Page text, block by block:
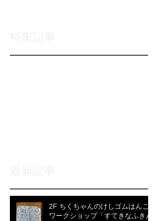
2F ちくちゃんのけしゴムはんこ
ワークショップ「すてきなふきん